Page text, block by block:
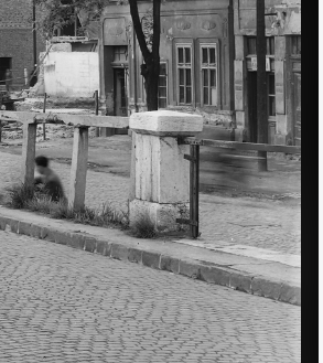
1960 · Budapest VII.
Csengery utca 10., a Dob utca felől a Wesselényi utca felé nézve.
1960 · Magyarország